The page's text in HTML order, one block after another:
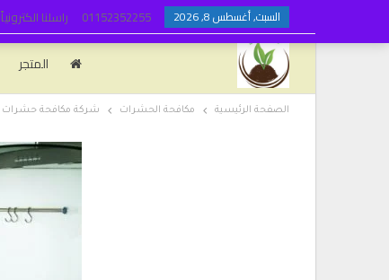
السبت, أغسطس 8, 2026 01152352255 راسلنا الكترونياً
المتجر
الصفحة الرئيسية مكافحة الحشرات شركة مكافحة حشرات